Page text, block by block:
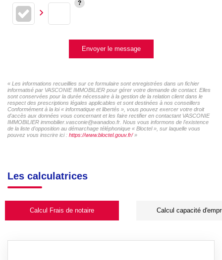
Envoyer le message
« Les informations recueillies sur ce formulaire sont enregistrées dans un fichier
informatisé par VASCONIE IMMOBILIER pour gérer votre demande de contact. Elles
sont conservées pour la durée nécessaire à la gestion de la relation client dans le
respect des prescriptions légales applicables et sont destinées à nos conseillers
Conformément à la loi « informatique et libertés », vous pouvez exercer votre droit
d'accès aux données vous concernant et les faire rectifier en contactant VASCONIE
IMMOBILIER immobilier.vasconie@wanadoo.fr. Nous vous informons de l'existence
de la liste d'opposition au démarchage téléphonique « Bloctel », sur laquelle vous
pouvez vous inscrire ici : https://www.bloctel.gouv.fr/»
Les calculatrices
Calcul Frais de notaire Calcul capacité